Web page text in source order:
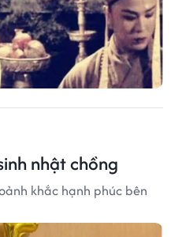
nhật chồng
khắc hạnh phúc bên